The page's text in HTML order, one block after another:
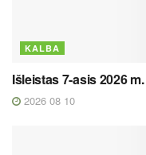
KALBA
Išleistas 7-asis 2026
2026 08 10